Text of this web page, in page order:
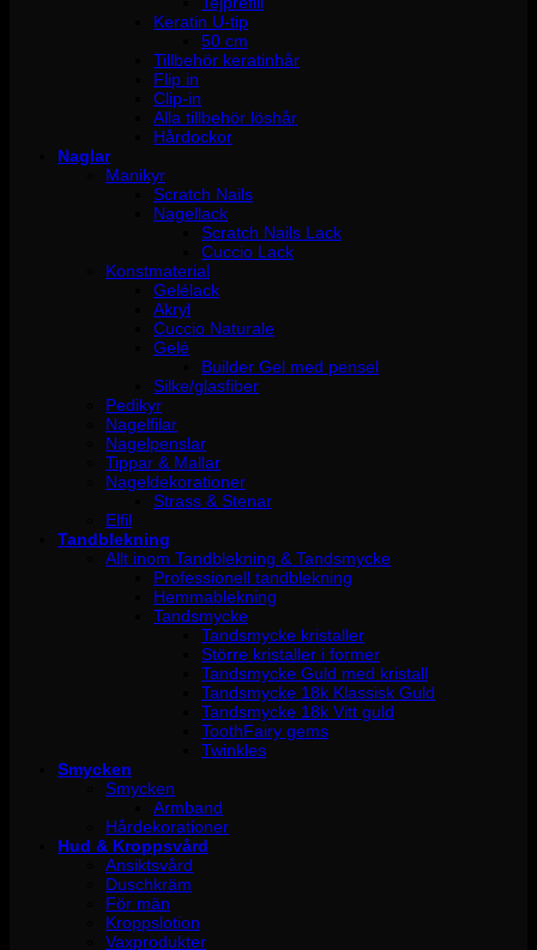
Keratin U-tip
50 cm
Tillbehör keratinhår
Flip in
Clip-in
Alla tillbehör löshår
Hårdockor
Naglar
Manikyr
Scratch Nails
Nagellack
Scratch Nails Lack
Cuccio Lack
Konstmaterial
Gelélack
Akryl
Cuccio Naturale
Gelé
Builder Gel med pensel
Silke/glasfiber
Pedikyr
Nagelfilar
Nagelpenslar
Tippar & Mallar
Nageldekorationer
Strass & Stenar
Elfil
Tandblekning
Allt inom Tandblekning & Tandsmycke
Professionell tandblekning
Hemmablekning
Tandsmycke
Tandsmycke kristaller
Större kristaller i former
Tandsmycke Guld med kristall
Tandsmycke 18k Klassisk Guld
Tandsmycke 18k Vitt guld
ToothFairy gems
Twinkles
Smycken
Smycken
Armband
Hårdekorationer
Hud & Kroppsvård
Ansiktsvård
Duschkräm
För män
Kroppslotion
Vaxprodukter